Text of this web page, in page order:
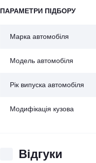
ПАРАМЕТРИ ПІДБОРУ
Марка автомобіля
Модель автомобіля
Рік випуска автомобіля
Модифікація кузова
Відгуки